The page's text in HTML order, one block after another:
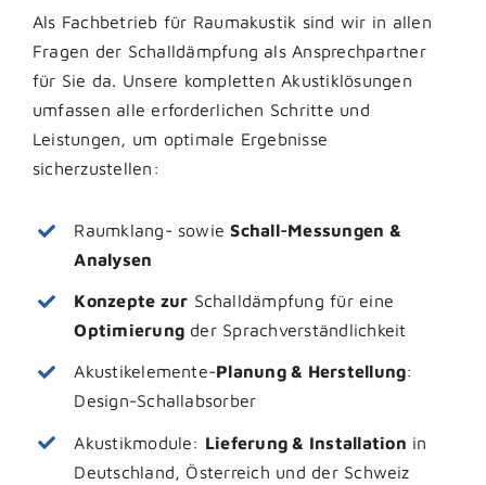
Als Fachbetrieb für Raumakustik sind wir in allen
Fragen der Schalldämpfung als Ansprechpartner
für Sie da. Unsere kompletten Akustiklösungen
umfassen alle erforderlichen Schritte und
Leistungen, um optimale Ergebnisse
sicherzustellen:
Raumklang- sowieSchall-Messungen &
Analysen
Konzepte zur Schalldämpfung für eine
Optimierung der Sprachverständlichkeit
Akustikelemente-Planung & Herstellung:
Design-Schallabsorber
Akustikmodule: Lieferung & Installation in
Deutschland, Österreich und der Schweiz